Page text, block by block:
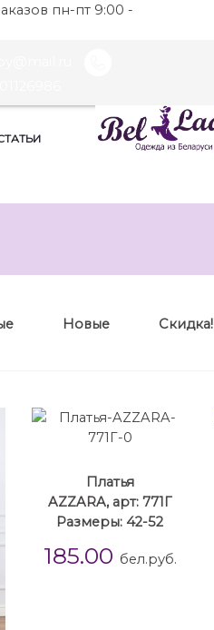
пн-пт 9:00 -
Новые Скидка!
Платья
AZZARA, арт: 771Г
Размеры: 42-52
185.00 бел.руб.